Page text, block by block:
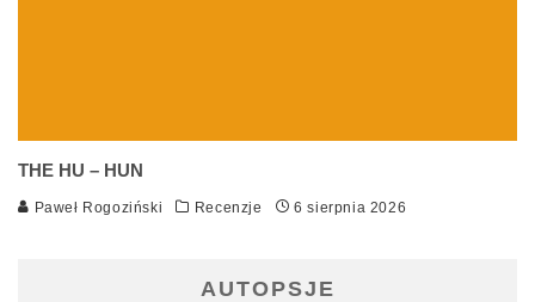
THE HU – HUN
Paweł Rogoziński Recenzje 6 sierpnia 2026
AUTOPSJE